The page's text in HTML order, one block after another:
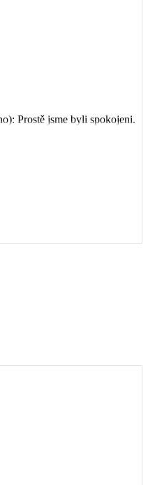
Prostě jsme byli spokojeni.